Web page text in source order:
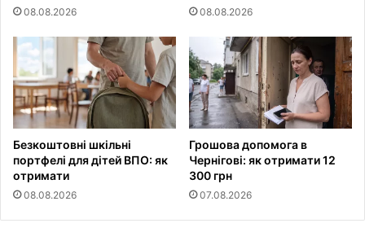
08.08.2026 08.08.2026
Безкоштовні шкільні
портфелі для дітей ВПО: як
отримати
08.08.2026
Грошова допомога в
Чернігові: як отримати 12
300 грн
07.08.2026